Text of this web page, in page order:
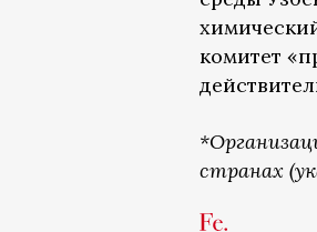
комитет
странах